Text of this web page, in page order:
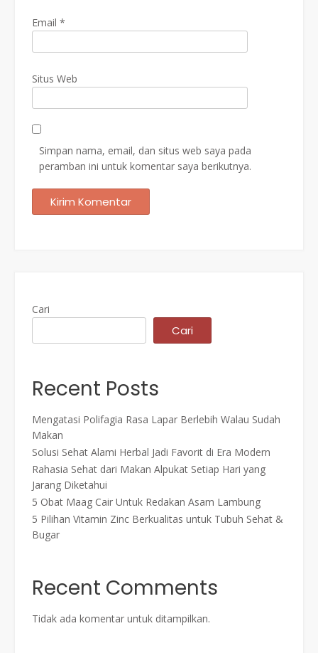
Email *
Situs Web
Simpan nama, email, dan situs web saya pada
peramban ini untuk komentar saya berikutnya.
Cari
Cari
Recent Posts
Mengatasi Polifagia Rasa Lapar Berlebih Walau Sudah
Makan
Solusi Sehat Alami Herbal Jadi Favorit di Era Modern
Rahasia Sehat dari Makan Alpukat Setiap Hari yang
Jarang Diketahui
5 Obat Maag Cair Untuk Redakan Asam Lambung
5 Pilihan Vitamin Zinc Berkualitas untuk Tubuh Sehat &
Bugar
Recent Comments
Tidak ada komentar untuk ditampilkan.